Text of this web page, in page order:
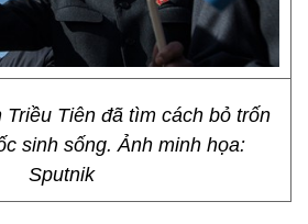
Triều Tiên đã tìm cách bỏ trốn
sinh sống. Ảnh minh họa:
Sputnik